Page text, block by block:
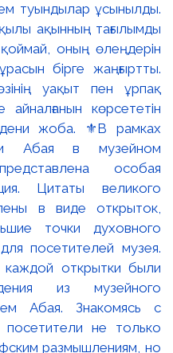
туындылар ұсынылды.
ақынның тағылымды
оның өлеңдерін
бірге жаңғыртты.
уақыт пен ұрпақ
айналғанын көрсететін
жоба. ⚜️В рамках
Абая в музейном
особая
Цитаты великого
в виде открыток,
точки духовного
посетителей музея.
открытки были
из музейного
Абая. Знакомясь с
не только
размышлениям, но